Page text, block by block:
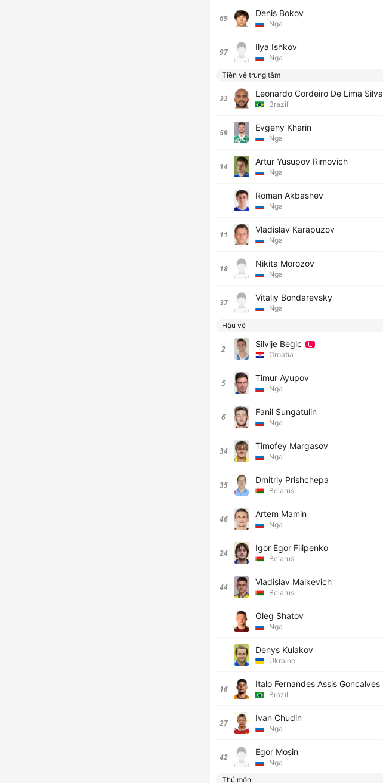
69 Denis Bokov
Nga
97 Ilya Ishkov
Nga
Tiền vệ trung tâm
22 Leonardo Cordeiro De Lima Silva
Brazil
59 Evgeny Kharin
Nga
14 Artur Yusupov Rimovich
Nga
Roman Akbashev
Nga
11 Vladislav Karapuzov
Nga
18 Nikita Morozov
Nga
37 Vitaliy Bondarevsky
Nga
Hậu vệ
2 Silvije Begic
Croatia
5 Timur Ayupov
Nga
6 Fanil Sungatulin
Nga
34 Timofey Margasov
Nga
35 Dmitriy Prishchepa
Belarus
46 Artem Mamin
Nga
24 Igor Egor Filipenko
Belarus
44 Vladislav Malkevich
Belarus
Oleg Shatov
Nga
Denys Kulakov
Ukraine
16 Italo Fernandes Assis Goncalves
Brazil
27 Ivan Chudin
Nga
42 Egor Mosin
Nga
Thủ môn